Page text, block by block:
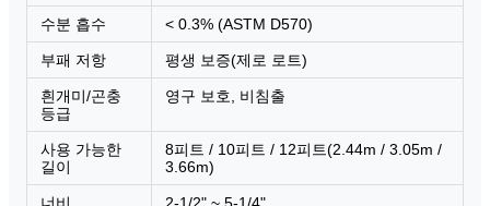
수분 흡수 < 0.3% (ASTM D570)
부패 저항 평생 보증(제로 로트)
흰개미/곤충
등급
영구 보호, 비침출
사용 가능한
길이
8피트 / 10피트 / 12피트(2.44m / 3.05m /
3.66m)